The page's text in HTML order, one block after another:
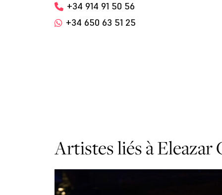
+34 914 91 50 56
+34 650 63 51 25
Artistes liés à Eleazar